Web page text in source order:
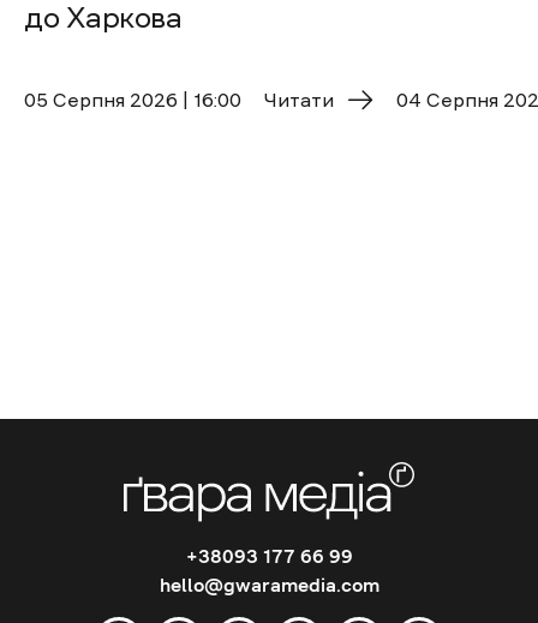
до Харкова
05 Cерпня 2026 | 16:00 Читати 04 Cерпня
+38093 177 66 99
hello@gwaramedia.com